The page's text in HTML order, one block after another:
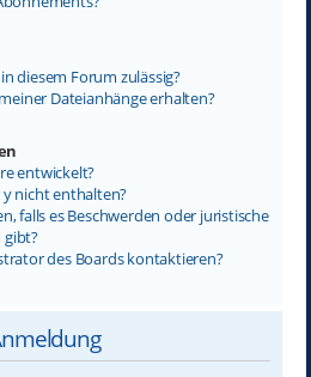
diesem Forum zulässig?
Dateianhänge erhalten?
entwickelt?
nicht enthalten?
falls es Beschwerden oder juristische
gibt?
des Boards kontaktieren?